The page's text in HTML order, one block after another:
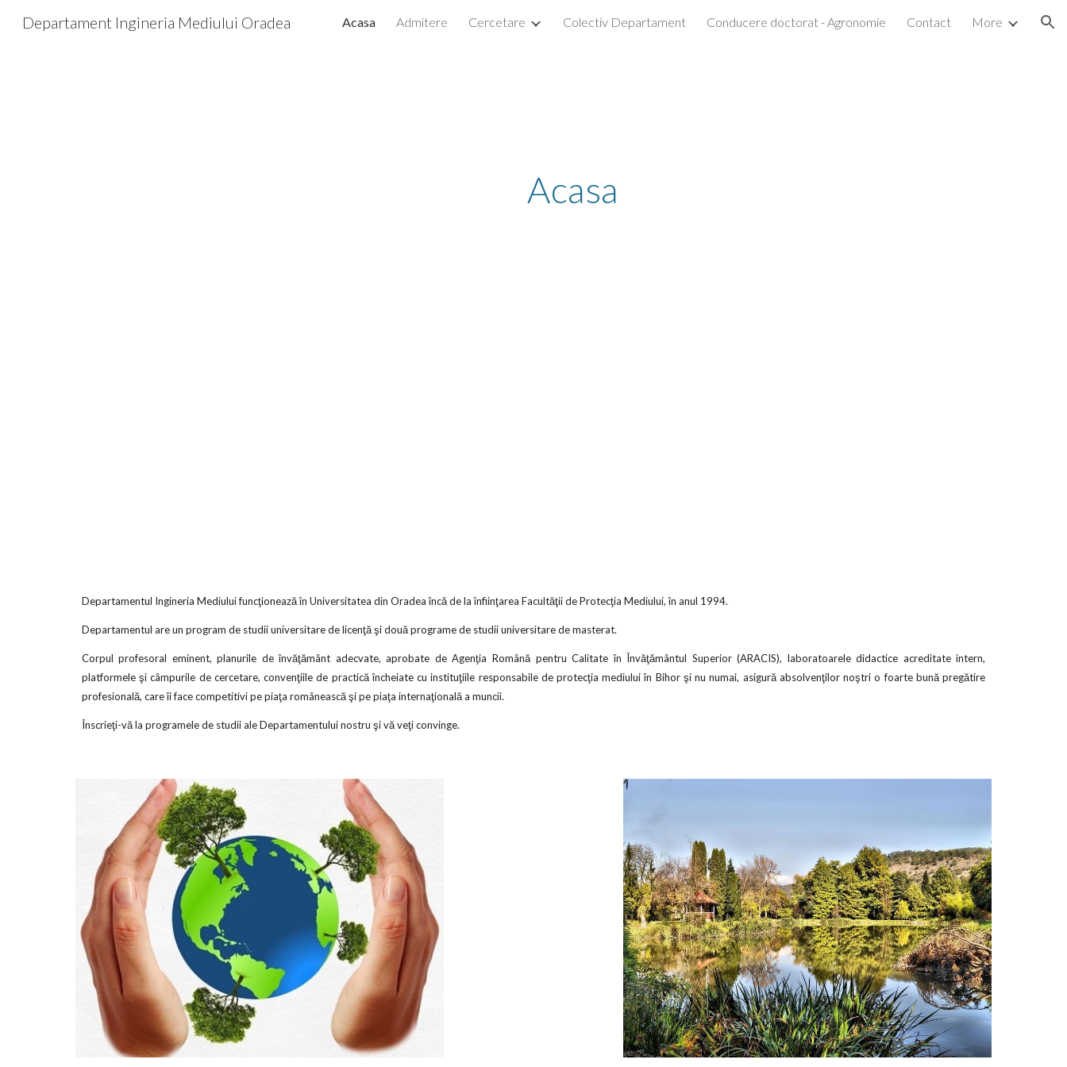
Skip to main content Skip to navigation
Departament Ingineria Mediului Oradea Acasa Admitere Cercetare Colectiv Departament Conducere doctorat - Agronomie Contact More
Acasa
Departamentul Ingineria Mediului funcţionează în Universitatea din Oradea încă de la înfiinţarea Facultăţii de Protecţia Mediului, în anul 1994.
Departamentul are un program de studii universitare de licenţă şi două programe de studii universitare de masterat.
Corpul profesoral eminent, planurile de învăţământ adecvate, aprobate de Agenţia Română pentru Calitate în Învăţământul Superior (ARACIS), laboratoarele didactice acreditate intern,
platformele şi câmpurile de cercetare, convenţiile de practică încheiate cu instituţiile responsabile de protecţia mediului în Bihor şi nu numai, asigură absolvenţilor noştri o foarte bună pregătire
profesională, care îi face competitivi pe piaţa românească şi pe piaţa internaţională a muncii.
Înscrieţi-vă la programele de studii ale Departamentului nostru şi vă veţi convinge.